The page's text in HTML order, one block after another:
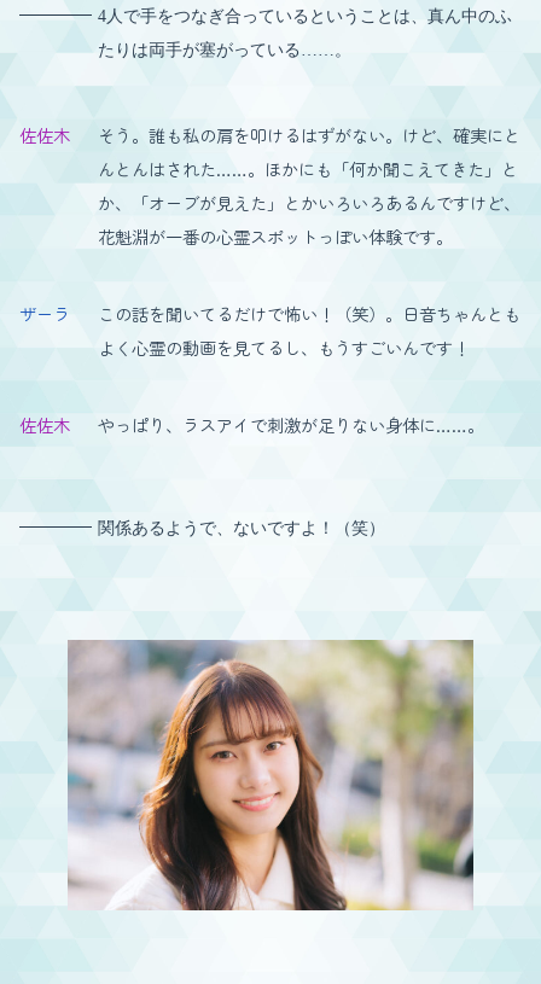
4人で手をつなぎ合っているということは、真ん中のふ
たりは両手が塞がっている……。
佐佐木
そう。誰も私の肩を叩けるはずがない。けど、確実にと
んとんはされた……。ほかにも「何か聞こえてきた」と
か、「オーブが見えた」とかいろいろあるんですけど、
花魁淵が一番の心霊スポットっぽい体験です。
ザーラ
この話を聞いてるだけで怖い！（笑）。日音ちゃんとも
よく心霊の動画を見てるし、もうすごいんです！
佐佐木 やっぱり、ラスアイで刺激が足りない身体に……。
関係あるようで、ないですよ！（笑）